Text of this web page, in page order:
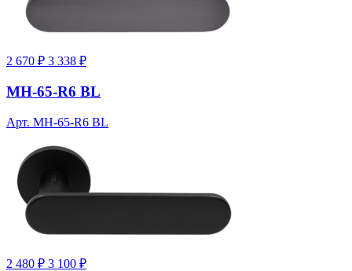
2 670 ₽ 3 338 ₽
MH-65-R6 BL
Арт. MH-65-R6 BL
2 480 ₽ 3 100 ₽